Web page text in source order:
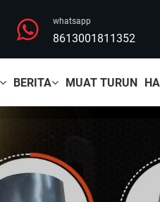
whatsapp
8613001811352
BERITA MUAT TURUN